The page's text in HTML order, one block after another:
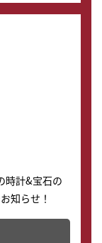
時計&宝石の
知らせ！
出来ます。